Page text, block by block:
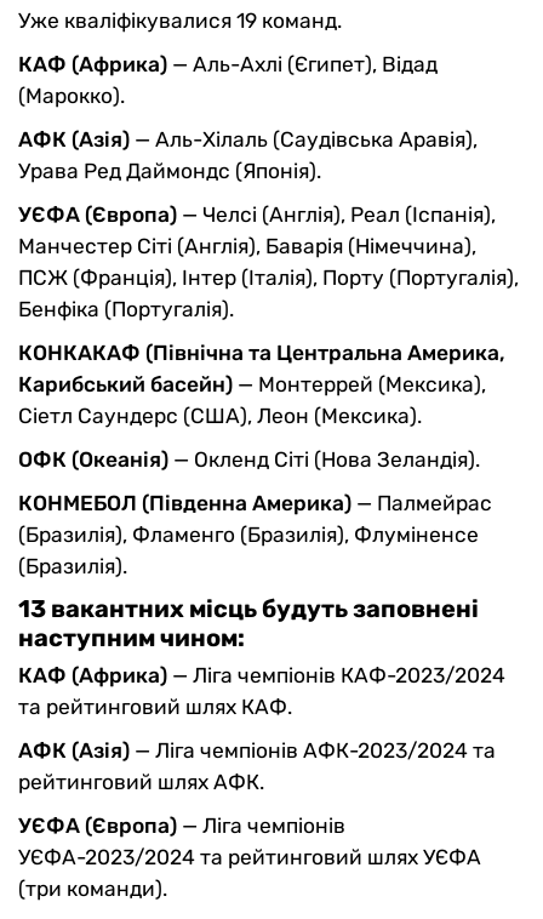
Уже кваліфікувалися 19 команд.
КАФ (Африка) — Аль-Ахлі (Єгипет), Відад
(Марокко).
АФК (Азія) — Аль-Хілаль (Саудівська Аравія),
Урава Ред Даймондс (Японія).
УЄФА (Європа) — Челсі (Англія), Реал (Іспанія),
Манчестер Сіті (Англія), Баварія (Німеччина),
ПСЖ (Франція), Інтер (Італія), Порту (Португалія),
Бенфіка (Португалія).
КОНКАКАФ (Північна та Центральна Америка,
Карибський басейн) — Монтеррей (Мексика),
Сіетл Саундерс (США), Леон (Мексика).
ОФК (Океанія) — Окленд Сіті (Нова Зеландія).
КОНМЕБОЛ (Південна Америка) — Палмейрас
(Бразилія), Фламенго (Бразилія), Флуміненсе
(Бразилія).
13 вакантних місць будуть заповнені
наступним чином:
КАФ (Африка) — Ліга чемпіонів КАФ-2023/2024
та рейтинговий шлях КАФ.
АФК (Азія) — Ліга чемпіонів АФК-2023/2024 та
рейтинговий шлях АФК.
УЄФА (Європа) — Ліга чемпіонів
УЄФА-2023/2024 та рейтинговий шлях УЄФА
(три команди).